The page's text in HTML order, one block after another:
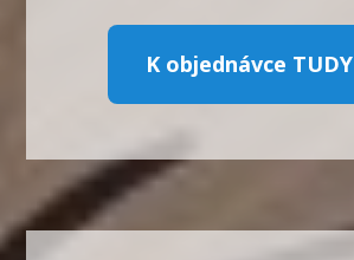
K objednávce TUDY